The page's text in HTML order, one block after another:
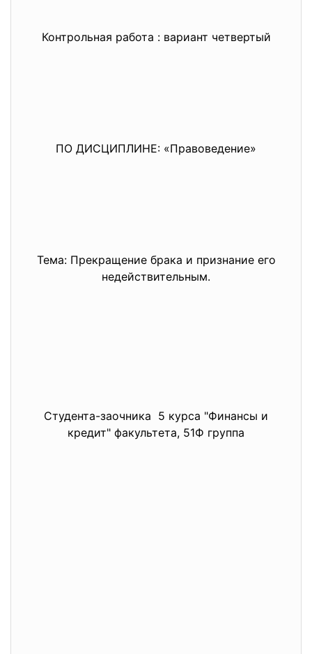
Контрольная работа : вариант четвертый
ПО ДИСЦИПЛИНЕ: «Правоведение»
Тема: Прекращение брака и признание его
недействительным.
Студента-заочника 5 курса "Финансы и
кредит" факультета, 51Ф группа